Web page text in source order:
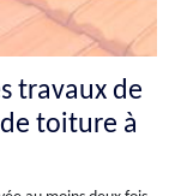
travaux de
toiture à